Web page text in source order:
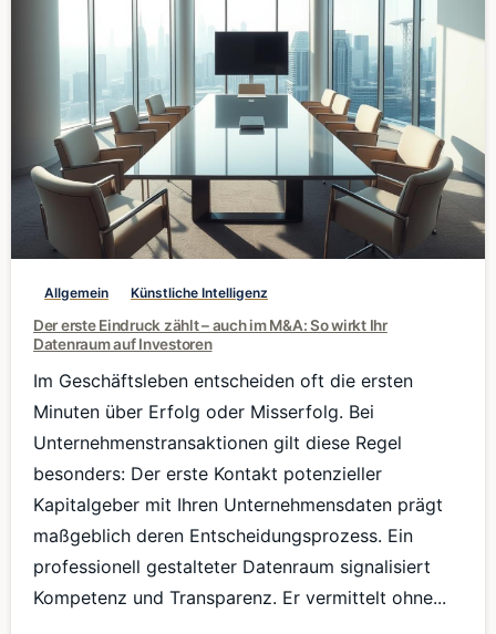
0
Allgemein Künstliche Intelligenz
Der erste Eindruck zählt – auch im M&A: So wirkt Ihr
Datenraum auf Investoren
Im Geschäftsleben entscheiden oft die ersten
Minuten über Erfolg oder Misserfolg. Bei
Unternehmenstransaktionen gilt diese Regel
besonders: Der erste Kontakt potenzieller
Kapitalgeber mit Ihren Unternehmensdaten prägt
maßgeblich deren Entscheidungsprozess. Ein
professionell gestalteter Datenraum signalisiert
Kompetenz und Transparenz. Er vermittelt ohne...